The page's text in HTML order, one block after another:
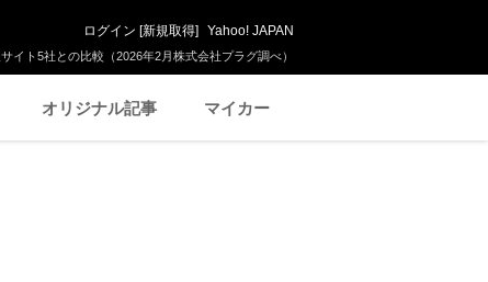
イト5社との比較（2026年2月株式会社プラグ調べ）
ログイン [新規取得] Yahoo! JAPAN
オリジナル記事 マイカー